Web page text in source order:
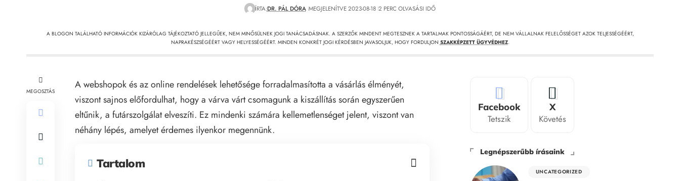
ÍRTA:DR. PÁL DÓRA MEGJELENÍTVE 2023-08-18 2 PERC OLVASÁSI IDŐ
A BLOGON TALÁLHATÓ INFORMÁCIÓK KIZÁRÓLAG TÁJÉKOZTATÓ JELLEGŰEK, NEM MINŐSÜLNEK JOGI TANÁCSADÁSNAK. A SZERZŐK MINDENT MEGTESZNEK A TARTALMAK PONTOSSÁGÁÉRT, DE NEM VÁLLALNAK FELELŐSSÉGET AZOK TELJESSÉGÉÉRT,
NAPRAKÉSZSÉGÉÉRT VAGY HELYESSÉGÉÉRT. MINDEN KONKRÉT JOGI KÉRDÉSBEN JAVASOLJUK, HOGY FORDULJON SZAKKÉPZETT ÜGYVÉDHEZ.
MEGOSZTÁS
A webshopok és az online rendelések lehetősége forradalmasította a vásárlás élményét,
viszont sajnos előfordulhat, hogy a várva várt csomagunk a kiszállítás során egyszerűen
eltűnik, a futárszolgálat elveszíti. Ez mindenki számára kellemetlenséget jelent, viszont van
néhány lépés, amelyet érdemes ilyenkor megennünk.
Tartalom
Facebook
Tetszik
X
Követés
Legnépszerűbb írásaink
UNCATEGORIZED